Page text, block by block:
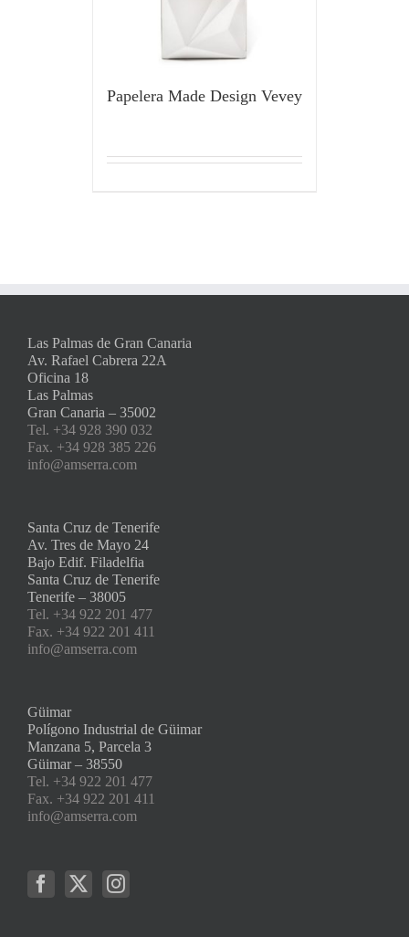
Papelera Made Design Vevey
Las Palmas de Gran Canaria
Av. Rafael Cabrera 22A
Oficina 18
Las Palmas
Gran Canaria – 35002
Tel. +34 928 390 032
Fax. +34 928 385 226
info@amserra.com
Santa Cruz de Tenerife
Av. Tres de Mayo 24
Bajo Edif. Filadelfia
Santa Cruz de Tenerife
Tenerife – 38005
Tel. +34 922 201 477
Fax. +34 922 201 411
info@amserra.com
Güimar
Polígono Industrial de Güimar
Manzana 5, Parcela 3
Güimar – 38550
Tel. +34 922 201 477
Fax. +34 922 201 411
info@amserra.com